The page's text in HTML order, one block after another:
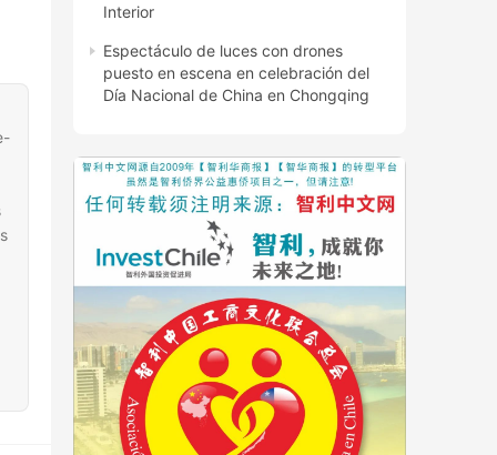
Interior
Espectáculo de luces con drones
puesto en escena en celebración del
Día Nacional de China en Chongqing